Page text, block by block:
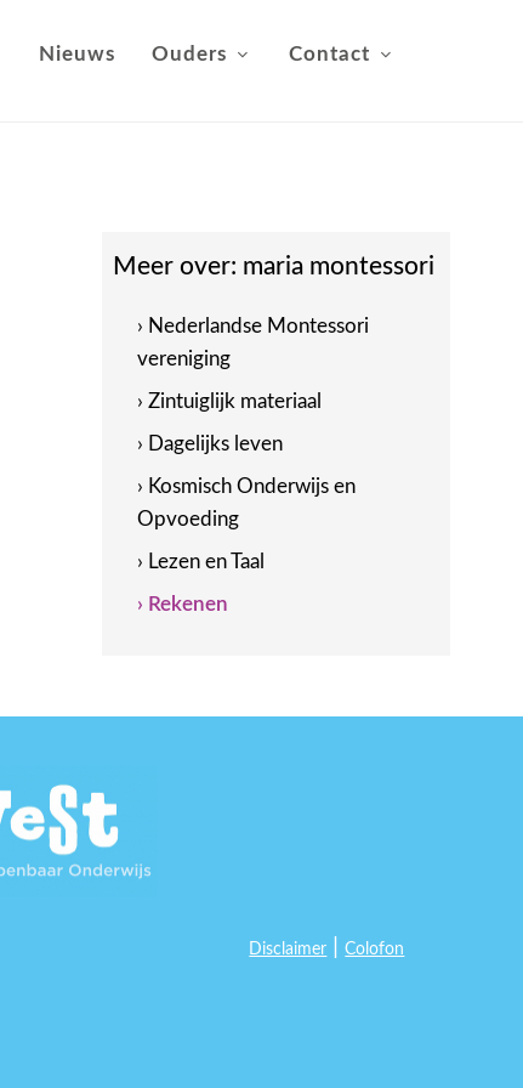
Nieuws Ouders Contact
Meer over: maria montessori
› Nederlandse Montessori
vereniging
› Zintuiglijk materiaal
› Dagelijks leven
› Kosmisch Onderwijs en
Opvoeding
› Lezen en Taal
› Rekenen
Disclaimer |Colofon